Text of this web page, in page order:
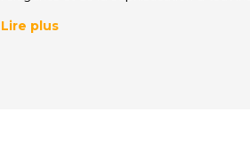
Notre merveilleuse
Lire plus